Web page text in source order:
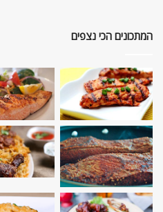
המתכונים הכי נצפים